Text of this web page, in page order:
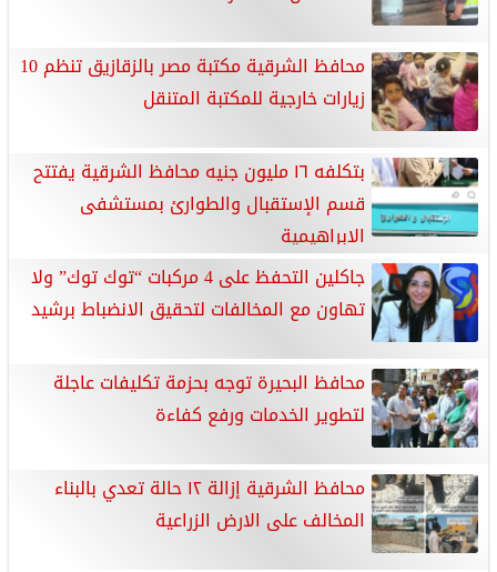
محافظ الشرقية مكتبة مصر بالزقازيق تنظم 10
زيارات خارجية للمكتبة المتنقل
بتكلفه ١٦ مليون جنيه محافظ الشرقية يفتتح
قسم الإستقبال والطوارئ بمستشفى
الإبراهيمية
جاكلين التحفظ على 4 مركبات “توك توك” ولا
تهاون مع المخالفات لتحقيق الانضباط برشيد
محافظ البحيرة توجه بحزمة تكليفات عاجلة
لتطوير الخدمات ورفع كفاءة
محافظ الشرقية إزالة ١٢ حالة تعدي بالبناء
المخالف على الارض الزراعية